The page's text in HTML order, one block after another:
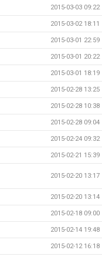
2015-03-03 09:22
2015-03-02 18:11
2015-03-01 22:59
2015-03-01 20:22
2015-03-01 18:19
2015-02-28 13:25
2015-02-28 10:38
2015-02-28 09:04
2015-02-24 09:32
2015-02-21 15:39
2015-02-20 13:17
2015-02-20 13:14
2015-02-18 09:00
2015-02-14 19:48
2015-02-12 16:18